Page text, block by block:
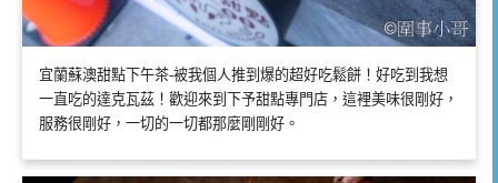
宜蘭蘇澳甜點下午茶-被我個人推到爆的超好吃鬆餅！好吃到我想
一直吃的達克瓦茲！歡迎來到下予甜點專門店，這裡美味很剛好，
服務很剛好，一切的一切都那麼剛剛好。